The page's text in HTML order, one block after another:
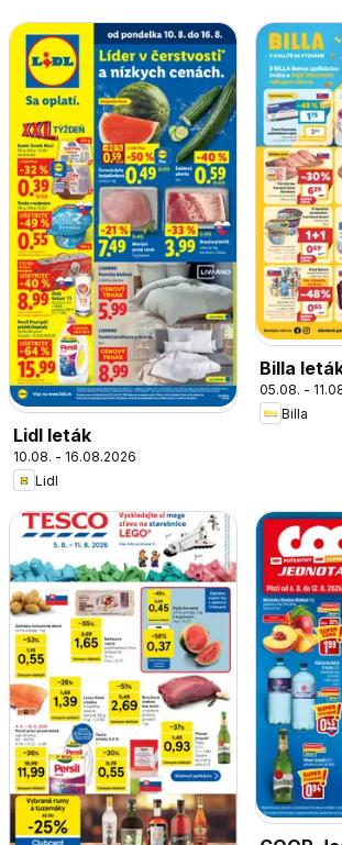
Lidl leták
10.08. - 16.08.2026
Lidl
Billa
05.08. -
Billa